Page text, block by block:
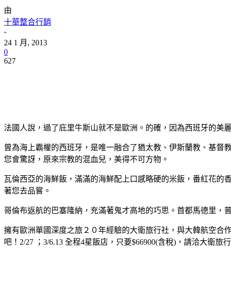
由
十華整合行銷
-
24 1 月, 2013
0
627
法國人說，過了庇里牛斯山就不是歐洲。的確，因為西班牙的美
曾為海上霸權的西班牙，是唯一融合了猶太教、伊斯蘭教、基督
您會驚訝，原來宗教的混血兒，美得不可方物。
瓦倫西亞的海鮮飯，滿滿的海鮮配上口感略硬的米飯，番紅花的
著您去品嘗。
哥倫布返航的巴塞隆納，充滿著鬼才高地的巧思。首都馬德里，
擁有歐洲單國深度之旅２０年經驗的大衛旅行社，與大韓航空合
吧！2/27 ；3/6.13 全程4星飯店，只要$66900(含稅)，請洽大衛旅